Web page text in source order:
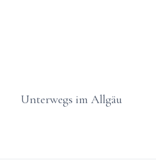
Unterwegs im Allgäu